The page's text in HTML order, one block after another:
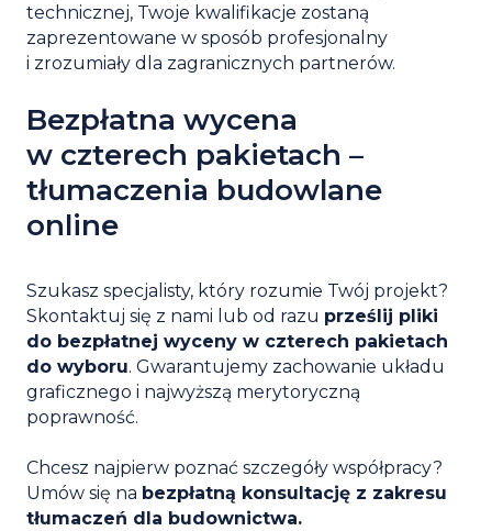
technicznej, Twoje kwalifikacje zostaną
zaprezentowane w sposób profesjonalny
i zrozumiały dla zagranicznych partnerów.
Bezpłatna wycena
w czterech pakietach –
tłumaczenia budowlane
online
Szukasz specjalisty, który rozumie Twój projekt?
Skontaktuj się z nami lub od razu prześlij pliki
do bezpłatnej wyceny w czterech pakietach
do wyboru. Gwarantujemy zachowanie układu
graficznego i najwyższą merytoryczną
poprawność.
Chcesz najpierw poznać szczegóły współpracy?
Umów się na bezpłatną konsultację z zakresu
tłumaczeń dla budownictwa.